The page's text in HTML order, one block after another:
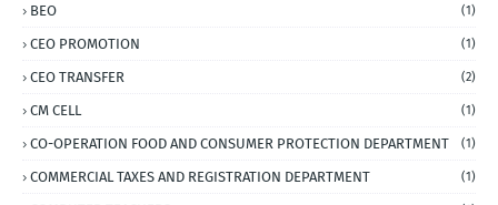
BEO (1)
CEO PROMOTION (1)
CEO TRANSFER (2)
CM CELL (1)
CO-OPERATION FOOD AND CONSUMER PROTECTION DEPARTMENT (1)
COMMERCIAL TAXES AND REGISTRATION DEPARTMENT (1)